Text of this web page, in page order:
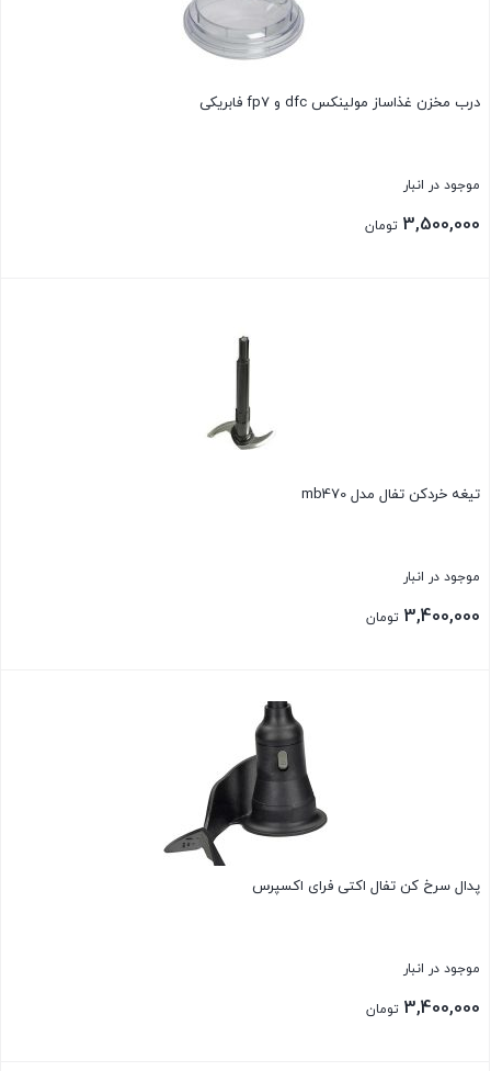
درب مخزن غذاساز مولینکس dfc و fp7 فابریکی
موجود در انبار
3,500,000 تومان
تیغه خردکن تفال مدل mb470
موجود در انبار
3,400,000 تومان
پدال سرخ کن تفال اکتی فرای اکسپرس
موجود در انبار
3,400,000 تومان